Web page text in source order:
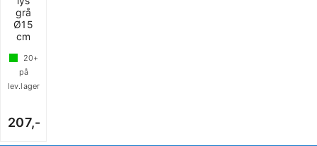
grå
Ø15
cm
20+
på
lev.lager
207,-